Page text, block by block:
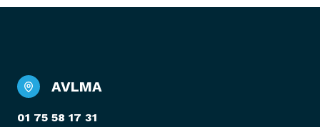
AVLMA
01 75 58 17 31